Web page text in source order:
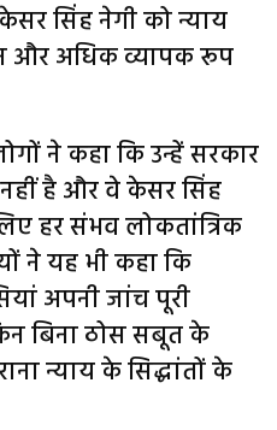
सिंह नेगी को न्याय
और अधिक व्यापक रूप
ने कहा कि उन्हें सरकार
नहीं है और वे केसर सिंह
हर संभव लोकतांत्रिक
ने यह भी कहा कि
अपनी जांच पूरी
बिना ठोस सबूत के
न्याय के सिद्धांतों के